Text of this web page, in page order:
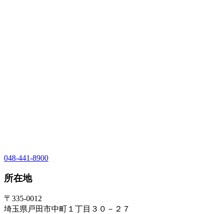
048-441-8900
所在地
〒335-0012
埼玉県戸田市中町１丁目３０－２７